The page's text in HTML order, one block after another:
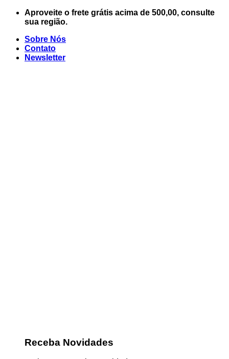
Skip
Aproveite o frete grátis acima de 500,00, consulte
sua região.
Sobre Nós
Contato
Newsletter
Receba Novidades